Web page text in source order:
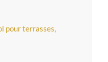
pour terrasses,